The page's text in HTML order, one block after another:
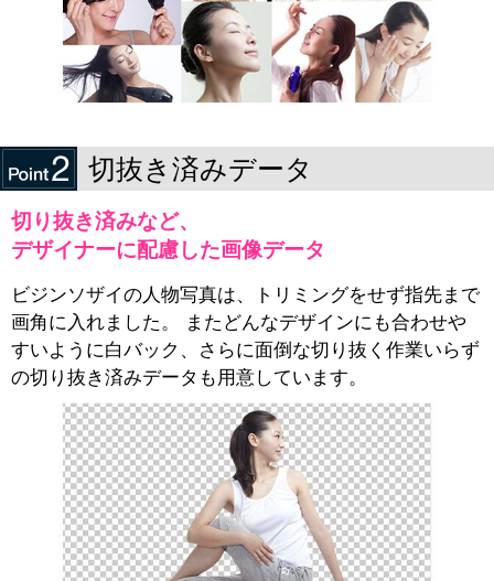
切抜き済みデータ
切り抜き済みなど、
デザイナーに配慮した画像データ
ビジンソザイの人物写真は、トリミングをせず指先まで
画角に入れました。 またどんなデザインにも合わせや
すいように白バック、さらに面倒な切り抜く作業いらず
の切り抜き済みデータも用意しています。